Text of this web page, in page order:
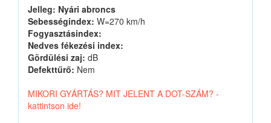
Jelleg: Nyári abroncs
Sebességindex: W=270 km/h
Fogyasztásindex:
Nedves fékezési index:
Gördülési zaj: dB
Defekttűrő: Nem
MIKORI GYÁRTÁS? MIT JELENT A DOT-SZÁM? -
kattintson ide!